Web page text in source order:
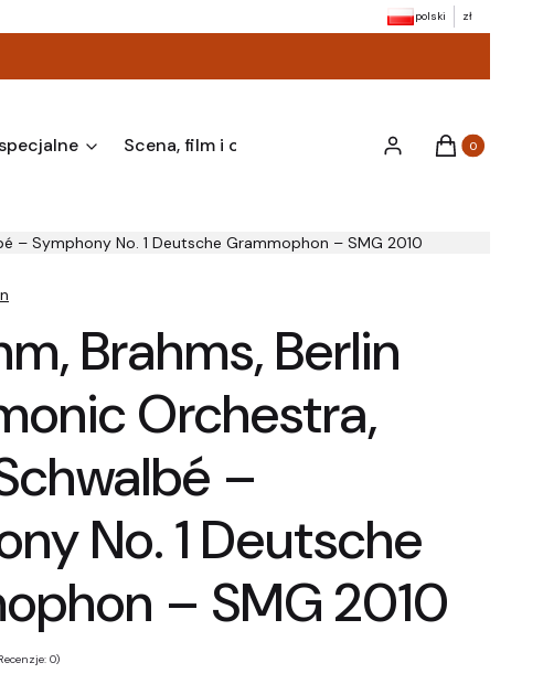
polski zł
Scena, film i okazje Varia i akcesoria
Zaloguj sięProdukty w
Koszyk
– Symphony No. 1 Deutsche Grammophon – SMG 2010
Brahms, Berlin
Orchestra,
–
No. 1 Deutsche
– SMG 2010
0)